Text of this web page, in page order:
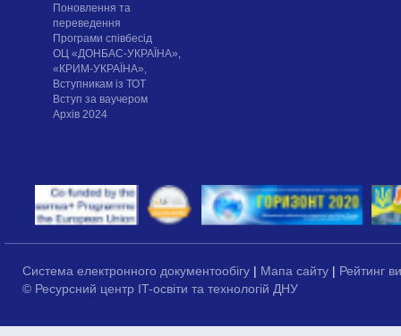
Поновлення та
переведення
Програми співбесід
ОЦ «ДОНБАС-УКРАЇНА»,
«КРИМ-УКРАЇНА»,
Вступникам із ТОТ
Вступ за ваучером
Архів 2024
Система електронного документообігу | Мапа сайту | Рейтинг
© Ресурсний центр IT-освіти та технологій ДНУ